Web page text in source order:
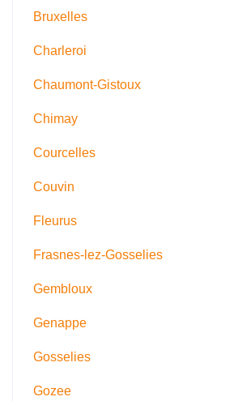
Bruxelles
Charleroi
Chaumont-Gistoux
Chimay
Courcelles
Couvin
Fleurus
Frasnes-lez-Gosselies
Gembloux
Genappe
Gosselies
Gozee